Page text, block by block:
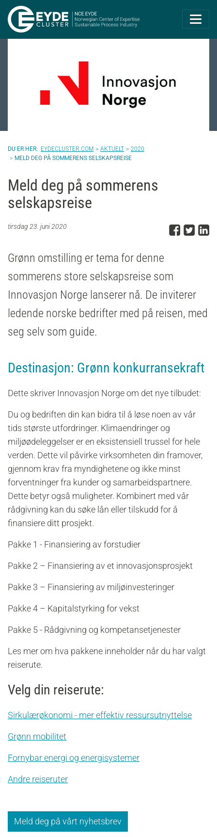
Eyde-Cluster |
EYDECLUSTER.COM AKTUELT
2020
MELD DEG PÅ SOMMERENS SELSKAPSREISE
Meld deg på sommerens
selskapsreise
tirsdag 23. juni 2020 DelDel
Grønn omstilling er tema for denne
sommerens store selskapsreise som
Innovasjon Norge lanserer nå. De inviterer
ledende norske bedrifter med på reisen, med
seg selv som guide.
Destinasjon: Grønn konkurransekraft
Dette skriver Innovasjon Norge om det nye tilbudet:
Du og bedriften din kan bidra til å løse noen av vår
tids største utfordringer. Klimaendringer og
miljøødeleggelser er en eksistensiell trussel for hele
verden. Dette vil påvirke virksomheten din framover,
gjennom krav fra myndighetene og ikke minst
forventninger fra kunder og samarbeidspartnere.
Dette betyr også muligheter. Kombinert med vår
rådgivning kan du søke lån eller tilskudd for å
finansiere ditt prosjekt.
Pakke 1 - Finansiering av forstudier
Pakke 2 – Finansiering av et innovasjonsprosjekt
Pakke 3 – Finansiering av miljøinvesteringer
Pakke 4 – Kapitalstyrking for vekst
Pakke 5 - Rådgivning og kompetansetjenester
Les mer om hva pakkene inneholder når du har valgt
reiserute.
Velg din reiserute:
Sirkulærøkonomi - mer effektiv ressursutnyttelse
Grønn mobilitet
Fornybar energi og energisystemer
Andre reiseruter
Meld deg på vårt nyhetsbrev